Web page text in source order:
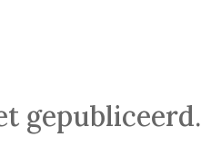
gepubliceerd.